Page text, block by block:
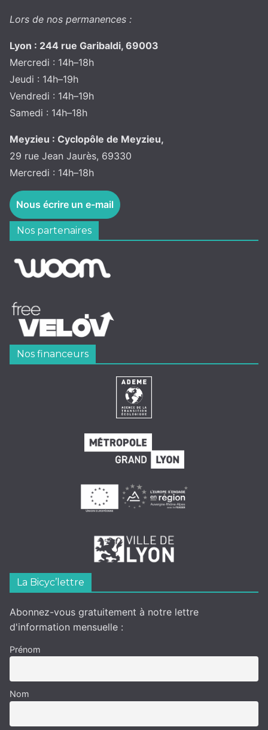
Lors de nos permanences :
Lyon : 244 rue Garibaldi, 69003
Mercredi : 14h–18h
Jeudi : 14h–19h
Vendredi : 14h–19h
Samedi : 14h–18h
Meyzieu : Cyclopôle de Meyzieu,
29 rue Jean Jaurès, 69330
Mercredi : 14h–18h
Nous écrire un e-mail
Nos partenaires
Nos financeurs
La Bicyc’lettre
Abonnez-vous gratuitement à notre lettre
d'information mensuelle :
Prénom
Nom